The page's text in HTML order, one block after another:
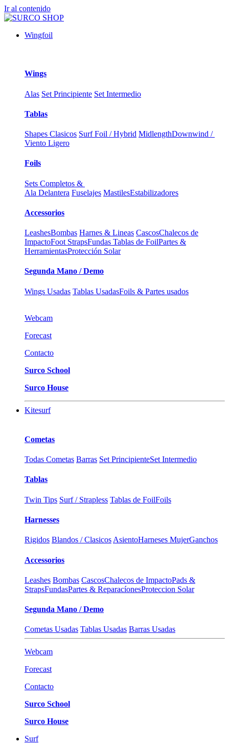
Ir al contenido
Wingfoil
Wings
Alas Set Principiente Set Intermedio
Tablas
Shapes Clasicos Surf Foil / Hybrid MidlengthDownwind /
Viento Ligero
Foils
Sets Completos &
Ala Delantera Fuselajes MastilesEstabilizadores
Accessorios
LeashesBombas Harnes & Lineas CascosChalecos de
ImpactoFoot StrapsFundas Tablas de FoilPartes &
HerramientasProtección Solar
Segunda Mano / Demo
Wings Usadas Tablas UsadasFoils & Partes usados
Webcam
Forecast
Contacto
Surco School
Surco House
Kitesurf
Cometas
Todas Cometas Barras Set PrincipienteSet Intermedio
Tablas
Twin Tips Surf / Strapless Tablas de FoilFoils
Harnesses
Rigidos Blandos / Clasicos AsientoHarneses MujerGanchos
Accessorios
Leashes Bombas CascosChalecos de ImpactoPads &
StrapsFundasPartes & ReparacíonesProteccion Solar
Segunda Mano / Demo
Cometas Usadas Tablas Usadas Barras Usadas
Webcam
Forecast
Contacto
Surco School
Surco House
Surf